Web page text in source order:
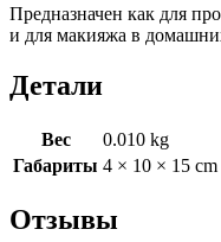
Предназначен как для
и для макияжа в
Детали
Вес
0.010 kg
Габариты 4 × 10 × 15 cm
Отзывы